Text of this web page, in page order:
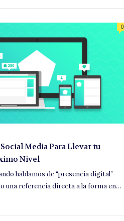
0
Media Para Llevar tu
Nivel
hablamos de “presencia digital”
una referencia directa a la forma en…